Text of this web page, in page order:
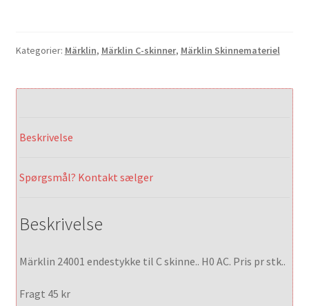
Kategorier: Märklin, Märklin C-skinner, Märklin Skinnemateriel
Beskrivelse
Spørgsmål? Kontakt sælger
Beskrivelse
Märklin 24001 endestykke til C skinne.. H0 AC. Pris pr stk..
Fragt 45 kr